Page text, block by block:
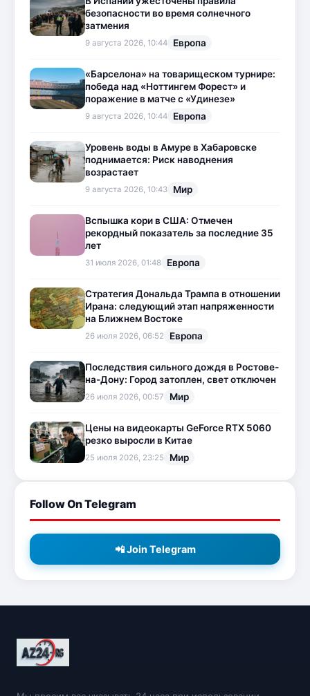
безопасности во время солнечного
затмения
9 августа 2026, 10:44 Европа
«Барселона» на товарищеском турнире:
победа над «Ноттингем Форест» и
поражение в матче с «Удинезе»
9 августа 2026, 10:44 Европа
Уровень воды в Амуре в Хабаровске
поднимается: Риск наводнения
возрастает
9 августа 2026, 10:43 Мир
Вспышка кори в США: Отмечен
рекордный показатель за последние 35
лет
31 июля 2026, 01:48 Европа
Стратегия Дональда Трампа в отношении
Ирана: следующий этап напряженности
на Ближнем Востоке
26 июля 2026, 06:52 Европа
Последствия сильного дождя в Ростове-
на-Дону: Город затоплен, свет отключен
26 июля 2026, 00:57 Мир
Цены на видеокарты GeForce RTX 5060
резко выросли в Китае
25 июля 2026, 23:25 Мир
Follow On Telegram
📲 Join Telegram